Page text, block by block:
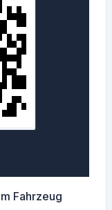
Fahrzeug